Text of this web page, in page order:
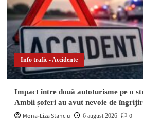
Info trafic - Accidente
Impact între două autoturisme pe o
Ambii șoferi au avut nevoie de
Mona-Liza Stanciu 6 august 2026 0